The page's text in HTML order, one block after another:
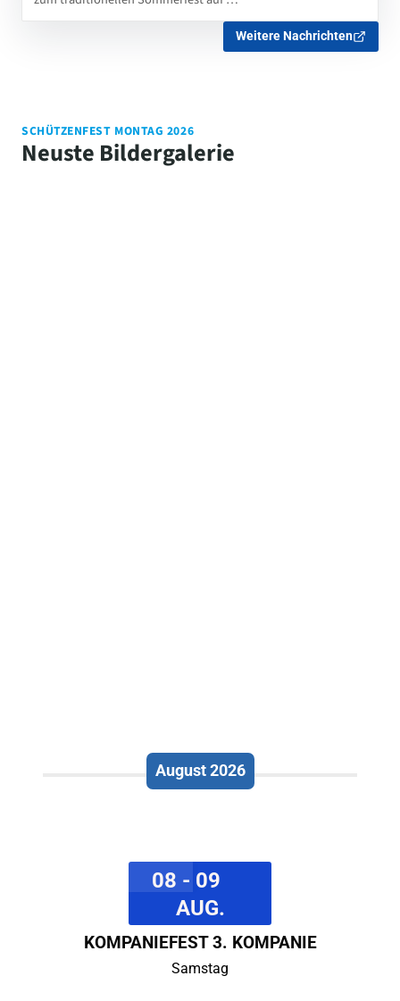
Weitere Nachrichten
SCHÜTZENFEST MONTAG 2026
Neuste Bildergalerie
August 2026
08 - 09
AUG.
KOMPANIEFEST 3. KOMPANIE
Samstag